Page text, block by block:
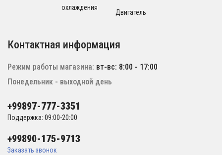
охлаждения
Двигатель
Контактная информация
Режим работы магазина: вт-вс: 8:00 - 17:00
Понедельник - выходной день
+99897-777-3351
Поддержка: 09:00-20:00
+99890-175-9713
Заказать звонок